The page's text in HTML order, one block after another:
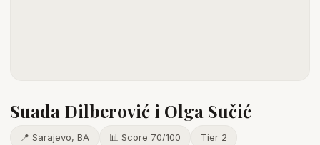
Suada Dilberović i Olga Sučić
📍 Sarajevo, BA 📊 Score 70/100 Tier 2